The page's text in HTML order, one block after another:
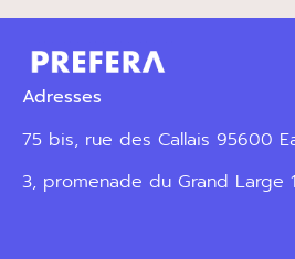
Adresses
75 bis, rue des Callais 95600
3, promenade du Grand Large